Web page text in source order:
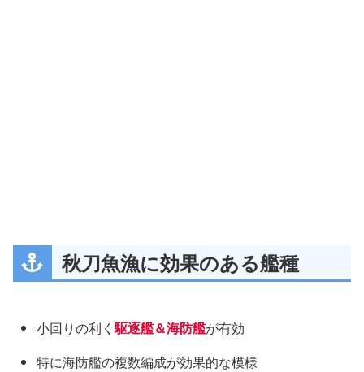
秋刀魚漁に効果のある艦種
小回りの利く駆逐艦＆海防艦が有効
特に海防艦の複数編成が効果的な模様